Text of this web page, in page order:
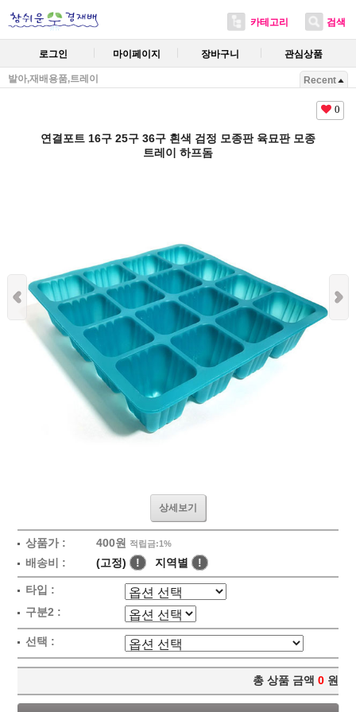
카테고리 검색
로그인 마이페이지 장바구니 관심상품
발아,재배용품,트레이 Recent
0
연결포트 16구 25구 36구 흰색 검정 모종판 육묘판 모종
트레이 하프돔
상세보기
상품가 : 400원 적립금:1%
배송비 : (고정) ! 지역별 !
타입 :
구분2 :
선택 :
총 상품 금액 0 원